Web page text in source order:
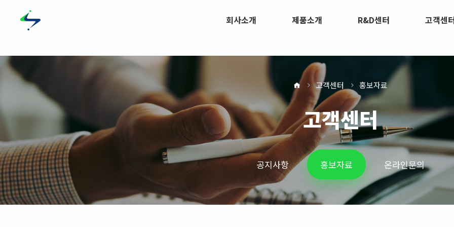
회사소개 제품소개 R&D센터 고객센
고객센터 홍보자료
고객센터
공지사항 홍보자료 온라인문의